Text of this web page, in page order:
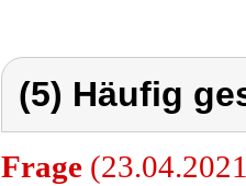
(5) Häufig
Frage